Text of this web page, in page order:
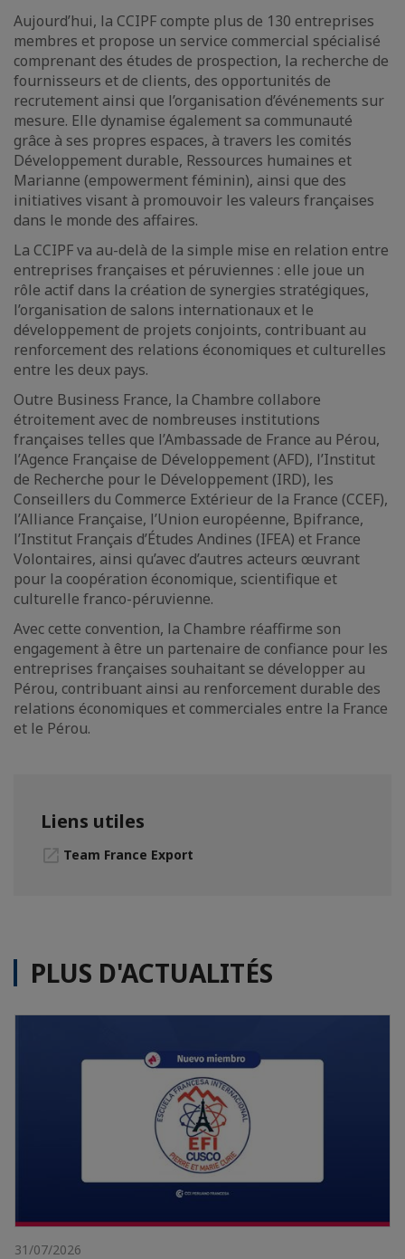
Aujourd’hui, la CCIPF compte plus de 130 entreprises
membres et propose un service commercial spécialisé
comprenant des études de prospection, la recherche de
fournisseurs et de clients, des opportunités de
recrutement ainsi que l’organisation d’événements sur
mesure. Elle dynamise également sa communauté
grâce à ses propres espaces, à travers les comités
Développement durable, Ressources humaines et
Marianne (empowerment féminin), ainsi que des
initiatives visant à promouvoir les valeurs françaises
dans le monde des affaires.
La CCIPF va au-delà de la simple mise en relation entre
entreprises françaises et péruviennes : elle joue un
rôle actif dans la création de synergies stratégiques,
l’organisation de salons internationaux et le
développement de projets conjoints, contribuant au
renforcement des relations économiques et culturelles
entre les deux pays.
Outre Business France, la Chambre collabore
étroitement avec de nombreuses institutions
françaises telles que l’Ambassade de France au Pérou,
l’Agence Française de Développement (AFD), l’Institut
de Recherche pour le Développement (IRD), les
Conseillers du Commerce Extérieur de la France (CCEF),
l’Alliance Française, l’Union européenne, Bpifrance,
l’Institut Français d’Études Andines (IFEA) et France
Volontaires, ainsi qu’avec d’autres acteurs œuvrant
pour la coopération économique, scientifique et
culturelle franco-péruvienne.
Avec cette convention, la Chambre réaffirme son
engagement à être un partenaire de confiance pour les
entreprises françaises souhaitant se développer au
Pérou, contribuant ainsi au renforcement durable des
relations économiques et commerciales entre la France
et le Pérou.
Liens utiles
Team France Export
PLUS D'ACTUALITÉS
31/07/2026